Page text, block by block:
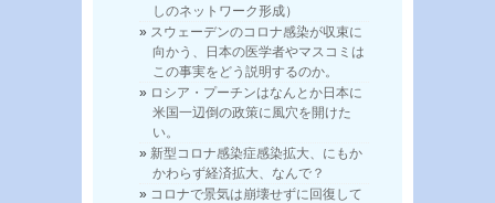
しのネットワーク形成）
スウェーデンのコロナ感染が収束に
向かう、日本の医学者やマスコミは
この事実をどう説明するのか。
ロシア・プーチンはなんとか日本に
米国一辺倒の政策に風穴を開けた
い。
新型コロナ感染症感染拡大、にもか
かわらず経済拡大、なんで？
コロナで景気は崩壊せずに回復して